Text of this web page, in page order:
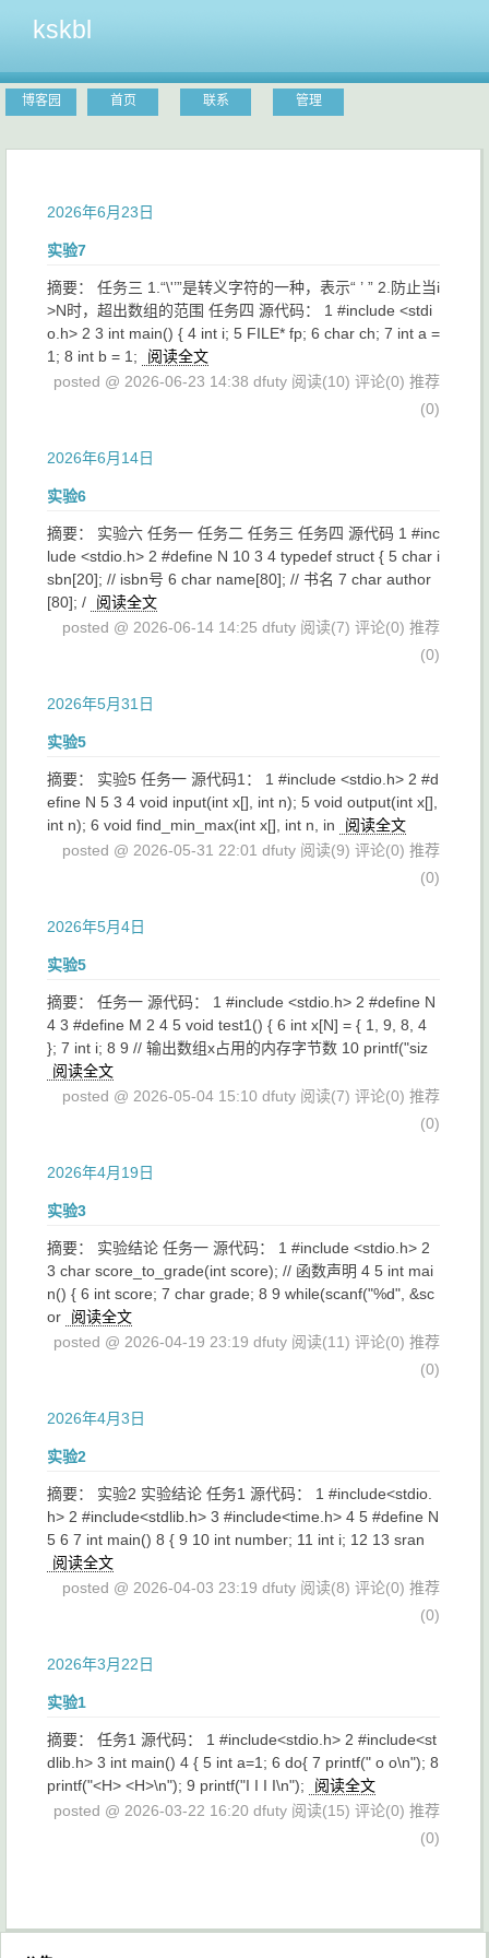
kskbl
博客园 首页 联系 管理
2026年6月23日
实验7
摘要： 任务三 1.“\'’”是转义字符的一种，表示“ ’ ” 2.防止当i
>N时，超出数组的范围 任务四 源代码： 1 #include <stdi
o.h> 2 3 int main() { 4 int i; 5 FILE* fp; 6 char ch; 7 int a =
1; 8 int b = 1;
阅读全文
posted @ 2026-06-23 14:38 dfuty 阅读(10) 评论(0) 推荐
(0)
2026年6月14日
实验6
摘要： 实验六 任务一 任务二 任务三 任务四 源代码 1 #inc
lude <stdio.h> 2 #define N 10 3 4 typedef struct { 5 char i
sbn[20]; // isbn号 6 char name[80]; // 书名 7 char author
[80]; /
阅读全文
posted @ 2026-06-14 14:25 dfuty 阅读(7) 评论(0) 推荐
(0)
2026年5月31日
实验5
摘要： 实验5 任务一 源代码1： 1 #include <stdio.h> 2 #d
efine N 5 3 4 void input(int x[], int n); 5 void output(int x[],
int n); 6 void find_min_max(int x[], int n, in
阅读全文
posted @ 2026-05-31 22:01 dfuty 阅读(9) 评论(0) 推荐
(0)
2026年5月4日
实验5
摘要： 任务一 源代码： 1 #include <stdio.h> 2 #define N
4 3 #define M 2 4 5 void test1() { 6 int x[N] = { 1, 9, 8, 4
}; 7 int i; 8 9 // 输出数组x占用的内存字节数 10 printf("siz
阅读全文
posted @ 2026-05-04 15:10 dfuty 阅读(7) 评论(0) 推荐
(0)
2026年4月19日
实验3
摘要： 实验结论 任务一 源代码： 1 #include <stdio.h> 2
3 char score_to_grade(int score); // 函数声明 4 5 int mai
n() { 6 int score; 7 char grade; 8 9 while(scanf("%d", &sc
or
阅读全文
posted @ 2026-04-19 23:19 dfuty 阅读(11) 评论(0) 推荐
(0)
2026年4月3日
实验2
摘要： 实验2 实验结论 任务1 源代码： 1 #include<stdio.
h> 2 #include<stdlib.h> 3 #include<time.h> 4 5 #define N
5 6 7 int main() 8 { 9 10 int number; 11 int i; 12 13 sran
阅读全文
posted @ 2026-04-03 23:19 dfuty 阅读(8) 评论(0) 推荐
(0)
2026年3月22日
实验1
摘要： 任务1 源代码： 1 #include<stdio.h> 2 #include<st
dlib.h> 3 int main() 4 { 5 int a=1; 6 do{ 7 printf(" o o\n"); 8
printf("<H> <H>\n"); 9 printf("I I I I\n");
阅读全文
posted @ 2026-03-22 16:20 dfuty 阅读(15) 评论(0) 推荐
(0)